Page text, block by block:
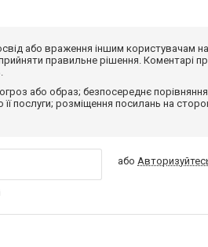
або враження іншим користувачам
правильне рішення. Коментарі
або образ; безпосереднє
послуги; розміщення посилань на
або